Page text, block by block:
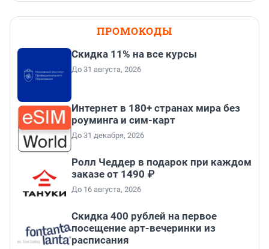
ПРОМОКОДЫ
Скидка 11% на все курсы
До 31 августа, 2026
Интернет в 180+ странах мира без
роуминга и сим-карт
До 31 декабря, 2026
Ролл Чеддер в подарок при каждом
заказе от 1490 ₽
До 16 августа, 2026
Cкидка 400 рублей на первое
посещение арт-вечеринки из
расписания